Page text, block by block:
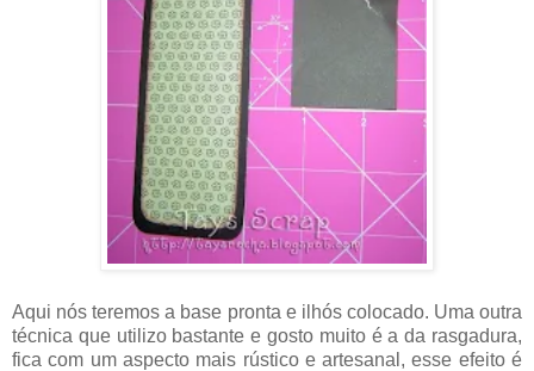
Aqui nós teremos a base pronta e ilhós colocado. Uma outra
técnica que utilizo bastante e gosto muito é a da rasgadura,
fica com um aspecto mais rústico e artesanal, esse efeito é